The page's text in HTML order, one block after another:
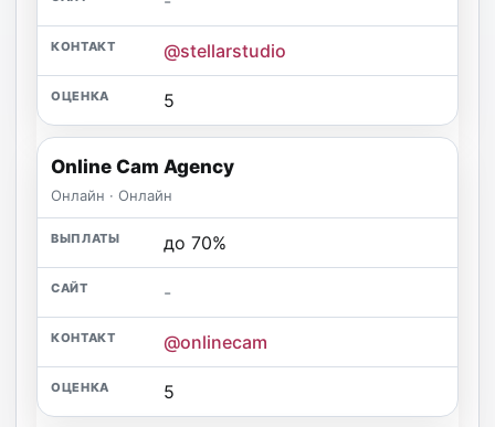
@stellarstudio
5
Online Cam Agency
Онлайн · Онлайн
до 70%
-
@onlinecam
5